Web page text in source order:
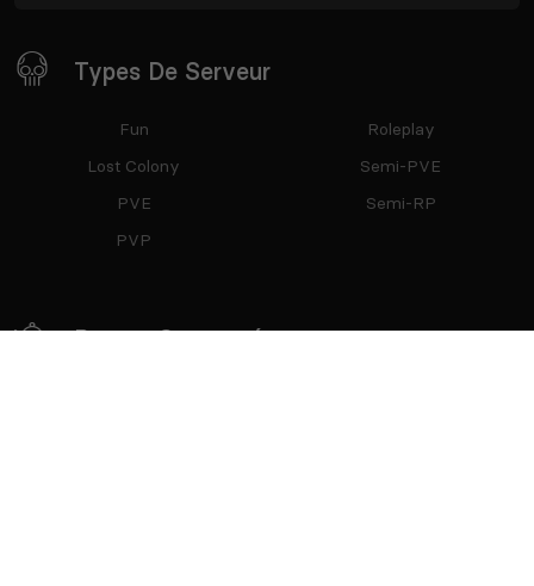
Types De Serveur
Fun
Lost Colony
PVE
PVP
Roleplay
Semi-PVE
Semi-RP
Restez Connecté